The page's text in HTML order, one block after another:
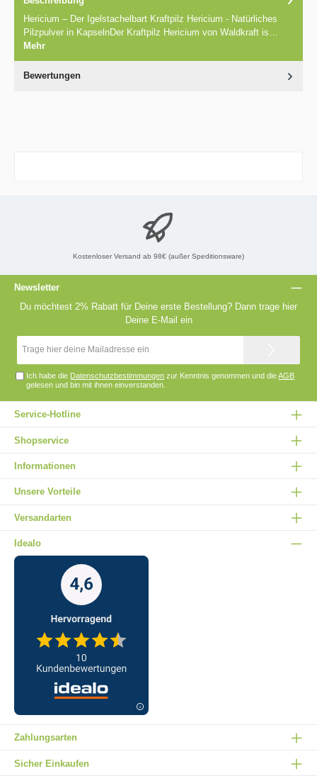
Hericium – Der Igelstachelbart Kraftpilz Hericium - Natürliches
Pilzpulver in KapselnDer Kraftpilz Hericium von Waldkraft is…
Mehr
Bewertungen
Kostenloser Versand ab 98€ (außer Speditionsware)
Newsletter
Du möchtest 2% Rabatt für Deine erste Bestellung? Dann trage hier
Deine E-Mail ein
Mail-
Ich habe die Datenschutzbestimmungen zur Kenntnis genommen und dieAGB
gelesen und bin mit ihnen einverstanden.
Service-Hotline
Shopservice
Informationen
Unsere Vorteile
Versandarten
Idealo
Zahlungsarten
Sicher Einkaufen